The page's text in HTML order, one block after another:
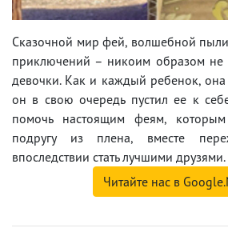
Сказочной мир фей, волшебной
приключений – никоим образом не
девочки. Как и каждый ребенок, она
он в свою очередь пустил ее к
помочь настоящим феям,
подругу из плена, вместе
впоследствии стать лучшими друзями.
Читайте нас в